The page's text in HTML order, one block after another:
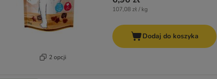
2 opcji
107,08 zł / kg
Dodaj do koszyka